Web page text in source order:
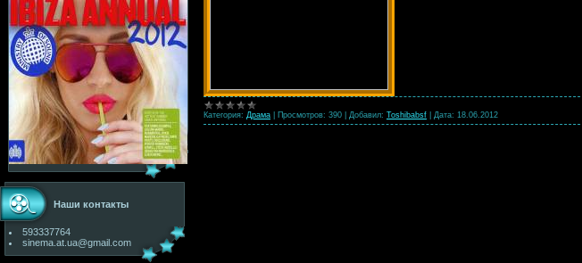
Наши контакты
593337764
sinema.at.ua@gmail.com
Категория: Драма Просмотров: 390 Добавил: Toshibabsf Дата: 18.06.2012